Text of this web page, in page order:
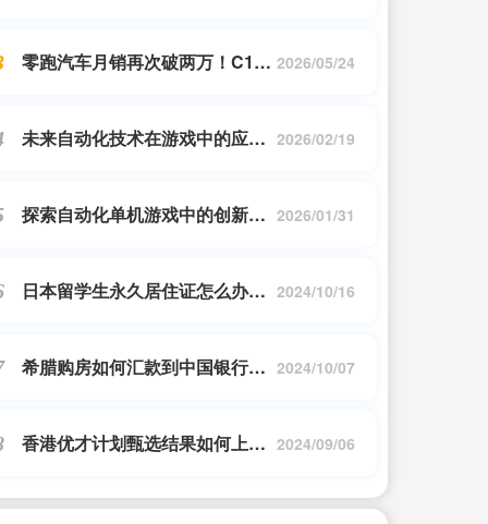
零跑汽车月销再次破两万！C16
2026/05/24
未来自动化技术在游戏中的应用 2026/02/19
探索自动化单机游戏中的创新技 2026/01/31
日本留学生永久居住证怎么办
移民_问答
2024/10/16
希腊购房如何汇款到中国银行卡 2024/10/07
香港优才计划甄选结果如何上传|
候公布?怎么知道自己...|孚瑞来移
2024/09/06